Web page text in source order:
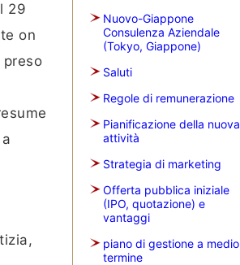
29
on
Nuovo-Giappone
Consulenza Aziendale
(Tokyo, Giappone)
Saluti
Regole di remunerazione
Pianificazione della nuova
attività
Strategia di marketing
Offerta pubblica iniziale
(IPO, quotazione) e
vantaggi
piano di gestione a medio
termine